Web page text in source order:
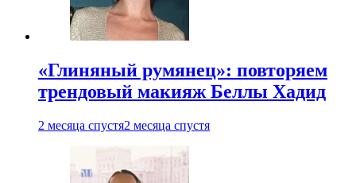
«Глиняный румянец»: повторяем
трендовый макияж Беллы Хадид
2 месяца спустя2 месяца спустя